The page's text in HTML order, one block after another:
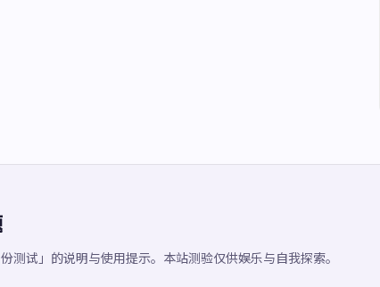
测试」的说明与使用提示。本站测验仅供娱乐与自我探索。